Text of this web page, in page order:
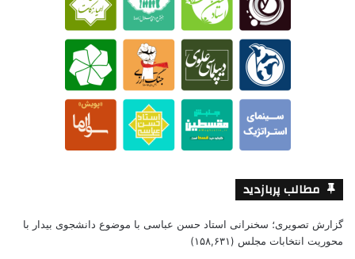
مطالب پربازدید
گزارش تصویری؛ سخنرانی استاد حسن عباسی با موضوع دانشجوی بیدار با
محوریت انتخابات مجلس (۱۵۸,۶۳۱)